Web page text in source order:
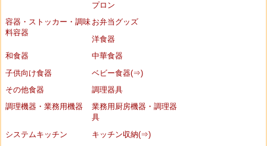
プロン
容器・ストッカー・調味
料容器
お弁当グッズ
洋食器
和食器
中華食器
子供向け食器
ベビー食器(⇒)
その他食器
調理器具
調理機器・業務用機器
業務用厨房機器・調理器
具
システムキッチン
キッチン収納(⇒)